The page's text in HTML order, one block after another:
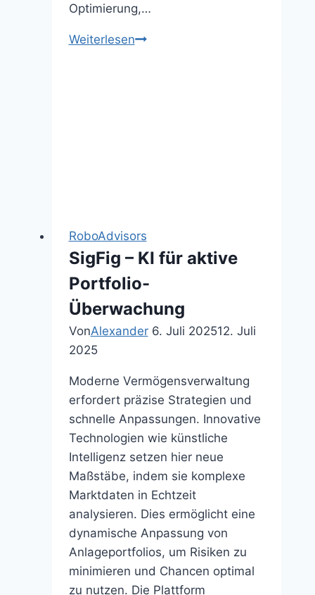
Optimierung,…
WeiterlesenBetterment
RoboAdvisors
SigFig – KI für aktive
Portfolio-
Überwachung
VonAlexander 6. Juli 202512. Juli
2025
Moderne Vermögensverwaltung
erfordert präzise Strategien und
schnelle Anpassungen. Innovative
Technologien wie künstliche
Intelligenz setzen hier neue
Maßstäbe, indem sie komplexe
Marktdaten in Echtzeit
analysieren. Dies ermöglicht eine
dynamische Anpassung von
Anlageportfolios, um Risiken zu
minimieren und Chancen optimal
zu nutzen. Die Plattform